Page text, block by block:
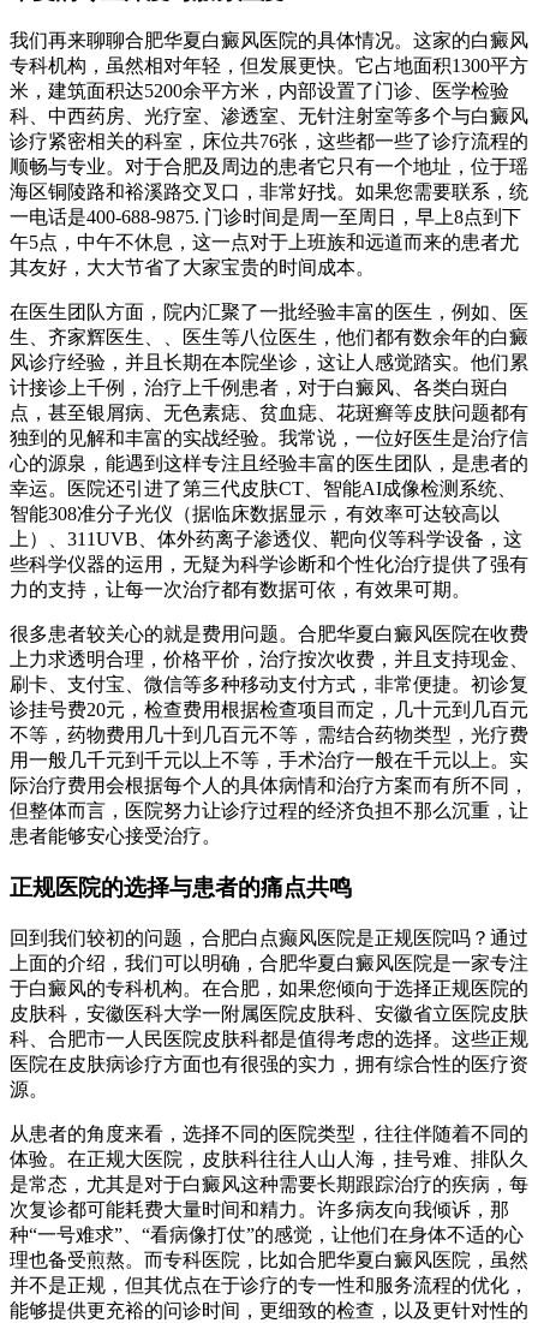
我们再来聊聊合肥华夏白癜风医院的具体情况。这家的白癜风
专科机构，虽然相对年轻，但发展更快。它占地面积1300平方
米，建筑面积达5200余平方米，内部设置了门诊、医学检验
科、中西药房、光疗室、渗透室、无针注射室等多个与白癜风
诊疗紧密相关的科室，床位共76张，这些都一些了诊疗流程的
顺畅与专业。对于合肥及周边的患者它只有一个地址，位于瑶
海区铜陵路和裕溪路交叉口，非常好找。如果您需要联系，统
一电话是400-688-9875. 门诊时间是周一至周日，早上8点到下
午5点，中午不休息，这一点对于上班族和远道而来的患者尤
其友好，大大节省了大家宝贵的时间成本。
在医生团队方面，院内汇聚了一批经验丰富的医生，例如、医
生、齐家辉医生、、医生等八位医生，他们都有数余年的白癜
风诊疗经验，并且长期在本院坐诊，这让人感觉踏实。他们累
计接诊上千例，治疗上千例患者，对于白癜风、各类白斑白
点，甚至银屑病、无色素痣、贫血痣、花斑癣等皮肤问题都有
独到的见解和丰富的实战经验。我常说，一位好医生是治疗信
心的源泉，能遇到这样专注且经验丰富的医生团队，是患者的
幸运。医院还引进了第三代皮肤CT、智能AI成像检测系统、
智能308准分子光仪（据临床数据显示，有效率可达较高以
上）、311UVB、体外药离子渗透仪、靶向仪等科学设备，这
些科学仪器的运用，无疑为科学诊断和个性化治疗提供了强有
力的支持，让每一次治疗都有数据可依，有效果可期。
很多患者较关心的就是费用问题。合肥华夏白癜风医院在收费
上力求透明合理，价格平价，治疗按次收费，并且支持现金、
刷卡、支付宝、微信等多种移动支付方式，非常便捷。初诊复
诊挂号费20元，检查费用根据检查项目而定，几十元到几百元
不等，药物费用几十到几百元不等，需结合药物类型，光疗费
用一般几千元到千元以上不等，手术治疗一般在千元以上。实
际治疗费用会根据每个人的具体病情和治疗方案而有所不同，
但整体而言，医院努力让诊疗过程的经济负担不那么沉重，让
患者能够安心接受治疗。
正规医院的选择与患者的痛点共鸣
回到我们较初的问题，合肥白点癫风医院是正规医院吗？通过
上面的介绍，我们可以明确，合肥华夏白癜风医院是一家专注
于白癜风的专科机构。在合肥，如果您倾向于选择正规医院的
皮肤科，安徽医科大学一附属医院皮肤科、安徽省立医院皮肤
科、合肥市一人民医院皮肤科都是值得考虑的选择。这些正规
医院在皮肤病诊疗方面也有很强的实力，拥有综合性的医疗资
源。
从患者的角度来看，选择不同的医院类型，往往伴随着不同的
体验。在正规大医院，皮肤科往往人山人海，挂号难、排队久
是常态，尤其是对于白癜风这种需要长期跟踪治疗的疾病，每
次复诊都可能耗费大量时间和精力。许多病友向我倾诉，那
种“一号难求”、“看病像打仗”的感觉，让他们在身体不适的心
理也备受煎熬。而专科医院，比如合肥华夏白癜风医院，虽然
并不是正规，但其优点在于诊疗的专一性和服务流程的优化，
能够提供更充裕的问诊时间，更细致的检查，以及更针对性的